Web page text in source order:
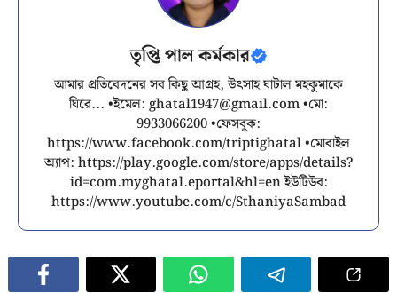
তৃপ্তি পাল কর্মকার
আমার প্রতিবেদনের সব কিছু আগ্রহ, উৎসাহ ঘাটাল মহকুমাকে
ঘিরে... •ইমেল: ghatal1947@gmail.com•মো:
9933066200 •ফেসবুক:
https://www.facebook.com/triptighatal •মোবাইল
অ্যাপ: https://play.google.com/store/apps/details?
id=com.myghatal.eportal&hl=en ইউটিউব:
https://www.youtube.com/c/SthaniyaSambad